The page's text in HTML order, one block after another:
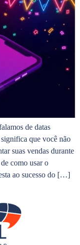
de datas
que você não
suas vendas durante
como usar o
ao sucesso do […]